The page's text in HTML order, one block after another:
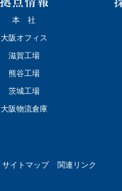
本 社
大阪オフィス
滋賀工場
熊谷工場
茨城工場
大阪物流倉庫
サイトマップ 関連リンク